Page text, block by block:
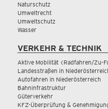
Naturschutz
Umweltrecht
Umweltschutz
Wasser
VERKEHR & TECHNIK
Aktive Mobilität (Radfahren/Zu-
Landesstraßen in
Autofahren in Niederösterreich
Bahninfrastruktur
Güterverkehr
KFZ-Überprüfung &